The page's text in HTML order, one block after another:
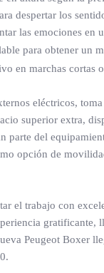
despertar los
las emociones en
para obtener un
en marchas cortas
eléctricos,
superior extra,
parte del
opción de
el trabajo con
gratificante,
Peugeot Boxer